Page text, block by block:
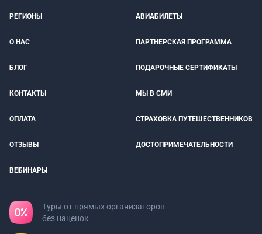
РЕГИОНЫ АВИАБИЛЕТЫ
О НАС ПАРТНЕРСКАЯ ПРОГРАММА
БЛОГ ПОДАРОЧНЫЕ СЕРТИФИКАТЫ
КОНТАКТЫ МЫ В СМИ
ОПЛАТА СТРАХОВКА ПУТЕШЕСТВЕННИКОВ
ОТЗЫВЫ ДОСТОПРИМЕЧАТЕЛЬНОСТИ
ВЕБИНАРЫ
Туры от прямых организаторов
без наценок